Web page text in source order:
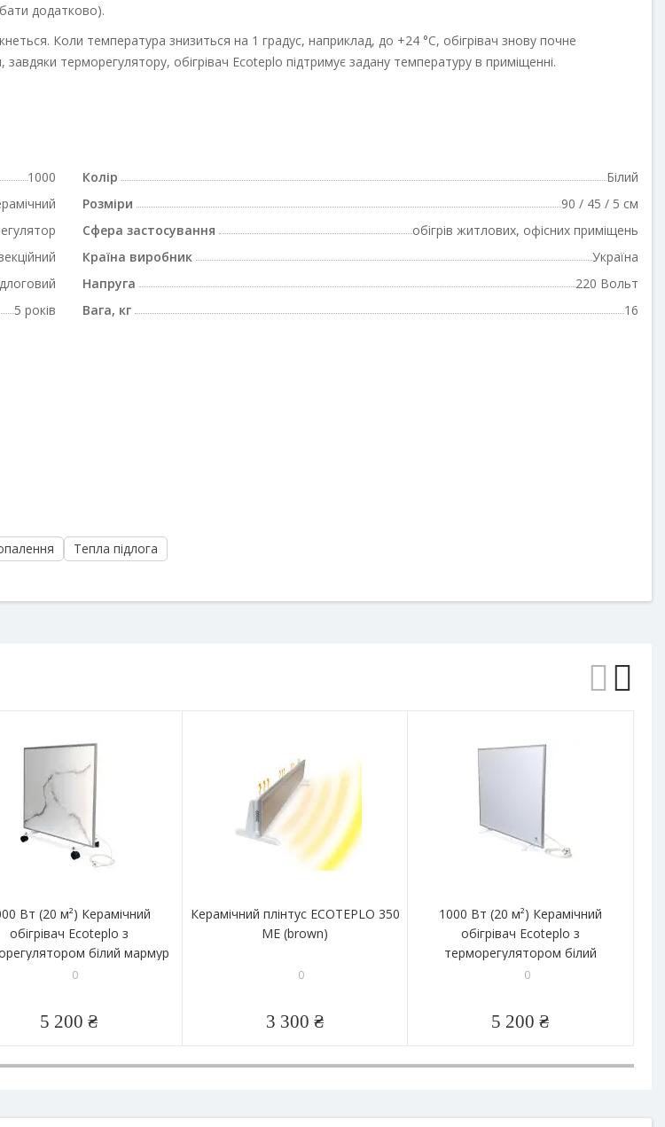
додатково).
Коли температура знизиться на 1 градус, наприклад, до +24 °С, обігрівач знову почне
терморегулятору, обігрівач Ecoteplo підтримує задану температуру в приміщенні.
1000
5 років
Колір
Білий
Розміри
90 / 45 / 5 см
Сфера застосування
обігрів житлових, офісних приміщень
Країна виробник
Україна
Напруга
220 Вольт
Вага, кг
16
Тепла підлога
Вт (20 м²) Керамічний
обігрівач Ecoteplo з
білий мармур
0
5 200 ₴
Керамічний плінтус ECOTEPLO 350
ME (brown)
0
3 300 ₴
1000 Вт (20 м²) Керамічний
обігрівач Ecoteplo з
терморегулятором білий
0
5 200 ₴